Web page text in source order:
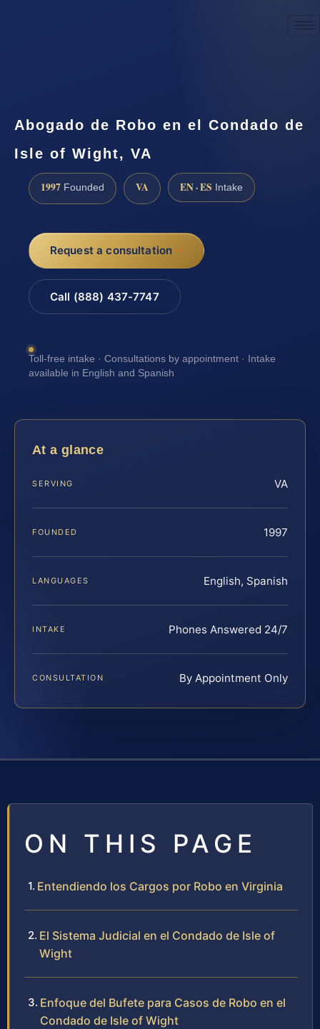
Abogado de Robo en el Condado de
Isle of Wight, VA
1997 Founded VA EN · ES Intake
Request a consultation
Call (888) 437-7747
Toll-free intake · Consultations by appointment · Intake
available in English and Spanish
At a glance
SERVING VA
FOUNDED 1997
LANGUAGES English, Spanish
INTAKE Phones Answered 24/7
CONSULTATION By Appointment Only
ON THIS PAGE
Entendiendo los Cargos por Robo en Virginia
El Sistema Judicial en el Condado de Isle of
Wight
Enfoque del Bufete para Casos de Robo en el
Condado de Isle of Wight